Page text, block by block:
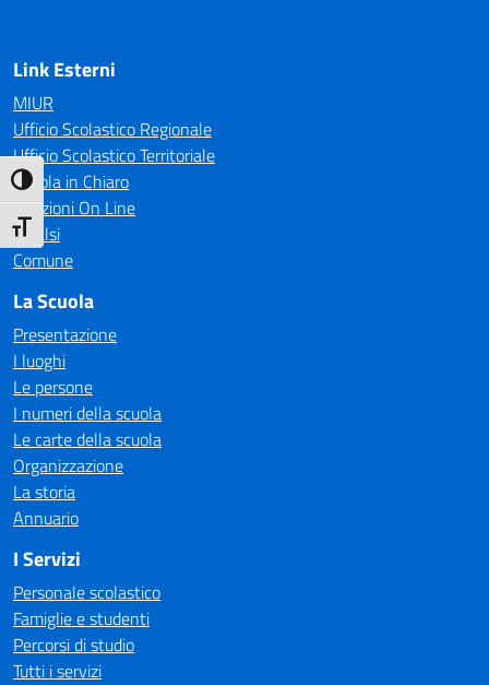
Attiva/disattiva alto contrasto
Attiva/disattiva dimensione testo
Link Esterni
MIUR
Ufficio Scolastico Regionale
Ufficio Scolastico Territoriale
Scuola in Chiaro
Iscrizioni On Line
Invalsi
Comune
La Scuola
Presentazione
I luoghi
Le persone
I numeri della scuola
Le carte della scuola
Organizzazione
La storia
Annuario
I Servizi
Personale scolastico
Famiglie e studenti
Percorsi di studio
Tutti i servizi